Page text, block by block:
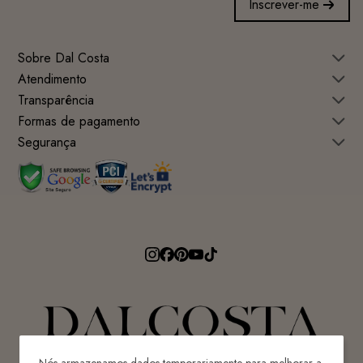
Inscrever-me
Sobre Dal Costa
Atendimento
Transparência
Formas de pagamento
Segurança